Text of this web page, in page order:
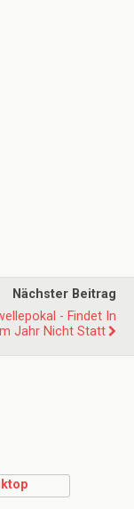
Nächster Beitrag
- Findet In
Jahr Nicht Statt